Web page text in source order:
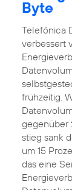
Byte
Telefónica
verbessert
frühzeitig.
gegenüber
stieg sank
um 15
das eine